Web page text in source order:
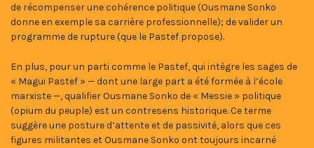
de récompenser une cohérence politique (Ousmane Sonko
donne en exemple sa carrière professionnelle); de valider un
programme de rupture (que le Pastef propose).
En plus, pour un parti comme le Pastef, qui intègre les sages de
« Magui Pastef » — dont une large part a été formée à l’école
marxiste —, qualifier Ousmane Sonko de « Messie » politique
(opium du peuple) est un contresens historique. Ce terme
suggère une posture d’attente et de passivité, alors que ces
figures militantes et Ousmane Sonko ont toujours incarné